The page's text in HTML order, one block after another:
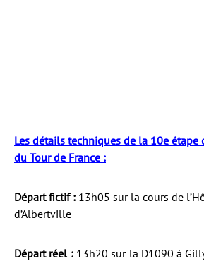
Les détails techniques de la 10e
du Tour de France :
Départ fictif : 13h05 sur la cours de
d’Albertville
Départ réel :13h20 sur la D1090 à